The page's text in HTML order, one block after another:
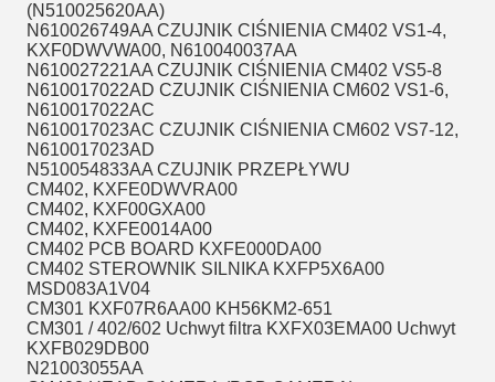
(N510025620AA)
N610026749AA CZUJNIK CIŚNIENIA CM402 VS1-4,
KXF0DWVWA00, N610040037AA
N610027221AA CZUJNIK CIŚNIENIA CM402 VS5-8
N610017022AD CZUJNIK CIŚNIENIA CM602 VS1-6,
N610017022AC
N610017023AC CZUJNIK CIŚNIENIA CM602 VS7-12,
N610017023AD
N510054833AA CZUJNIK PRZEPŁYWU
CM402, KXFE0DWVRA00
CM402, KXF00GXA00
CM402, KXFE0014A00
CM402 PCB BOARD KXFE000DA00
CM402 STEROWNIK SILNIKA KXFP5X6A00
MSD083A1V04
CM301 KXF07R6AA00 KH56KM2-651
CM301 / 402/602 Uchwyt filtra KXFX03EMA00 Uchwyt
KXFB029DB00
N21003055AA